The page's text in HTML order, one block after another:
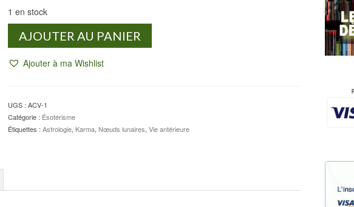
1 en stock
clé
antérieures
-
Irène
AJOUTER AU PANIER
Ajouter à ma Wishlist
UGS : ACV-1
Catégorie : Ésotérisme
Étiquettes : Astrologie, Karma, Nœuds lunaires, Vie antérieure